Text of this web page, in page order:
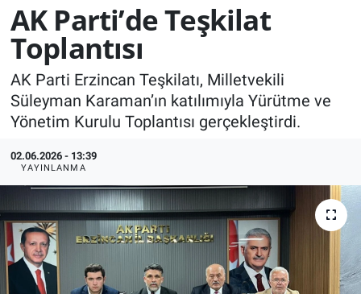
AK Parti’de Teşkilat
Toplantısı
AK Parti Erzincan Teşkilatı, Milletvekili
Süleyman Karaman’ın katılımıyla Yürütme ve
Yönetim Kurulu Toplantısı gerçekleştirdi.
02.06.2026 - 13:39
YAYINLANMA
Bilim, teknoloji
GENEL
KÜLTÜR-SANAT
Yerel Haber
Politika
SPOR